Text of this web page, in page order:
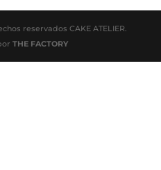
reservados CAKE ATELIER.
THE FACTORY